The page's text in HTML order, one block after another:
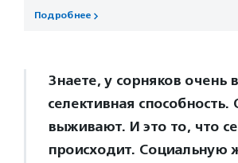
Подробнее
Знаете, у сорняков очень
селективная
выживают. И это то, что
происходит. Социальную